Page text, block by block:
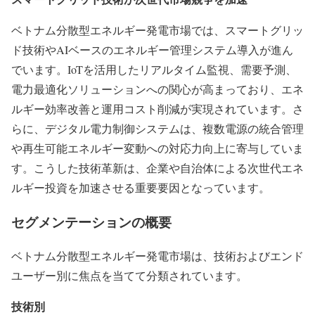
ベトナム分散型エネルギー発電市場では、スマートグリッ
ド技術やAIベースのエネルギー管理システム導入が進ん
でいます。IoTを活用したリアルタイム監視、需要予測、
電力最適化ソリューションへの関心が高まっており、エネ
ルギー効率改善と運用コスト削減が実現されています。さ
らに、デジタル電力制御システムは、複数電源の統合管理
や再生可能エネルギー変動への対応力向上に寄与していま
す。こうした技術革新は、企業や自治体による次世代エネ
ルギー投資を加速させる重要要因となっています。
セグメンテーションの概要
ベトナム分散型エネルギー発電市場は、技術およびエンド
ユーザー別に焦点を当てて分類されています。
技術別